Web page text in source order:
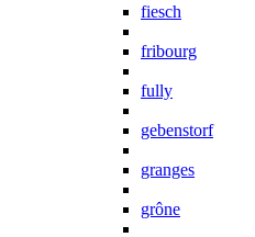
fiesch
fribourg
fully
gebenstorf
granges
grône